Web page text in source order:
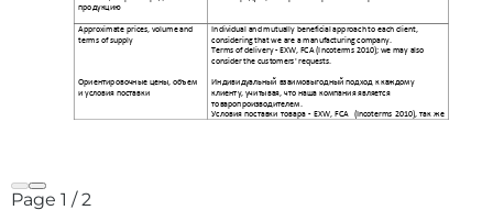
Page 1 /2